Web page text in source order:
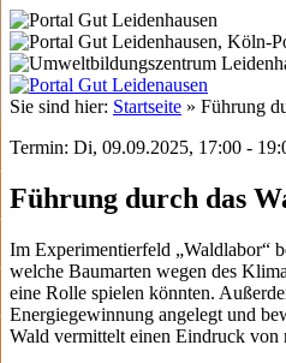
Sie sind hier: Startseite » Führung
Termin: Di, 09.09.2025, 17:00 -
Führung durch das
Im Experimentierfeld „Waldlabor“
welche Baumarten wegen des
eine Rolle spielen könnten.
Energiegewinnung angelegt und
Wald vermittelt einen Eindruck